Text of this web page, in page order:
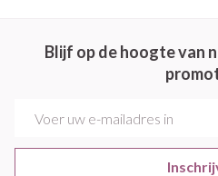
Blijf op de hoogte van